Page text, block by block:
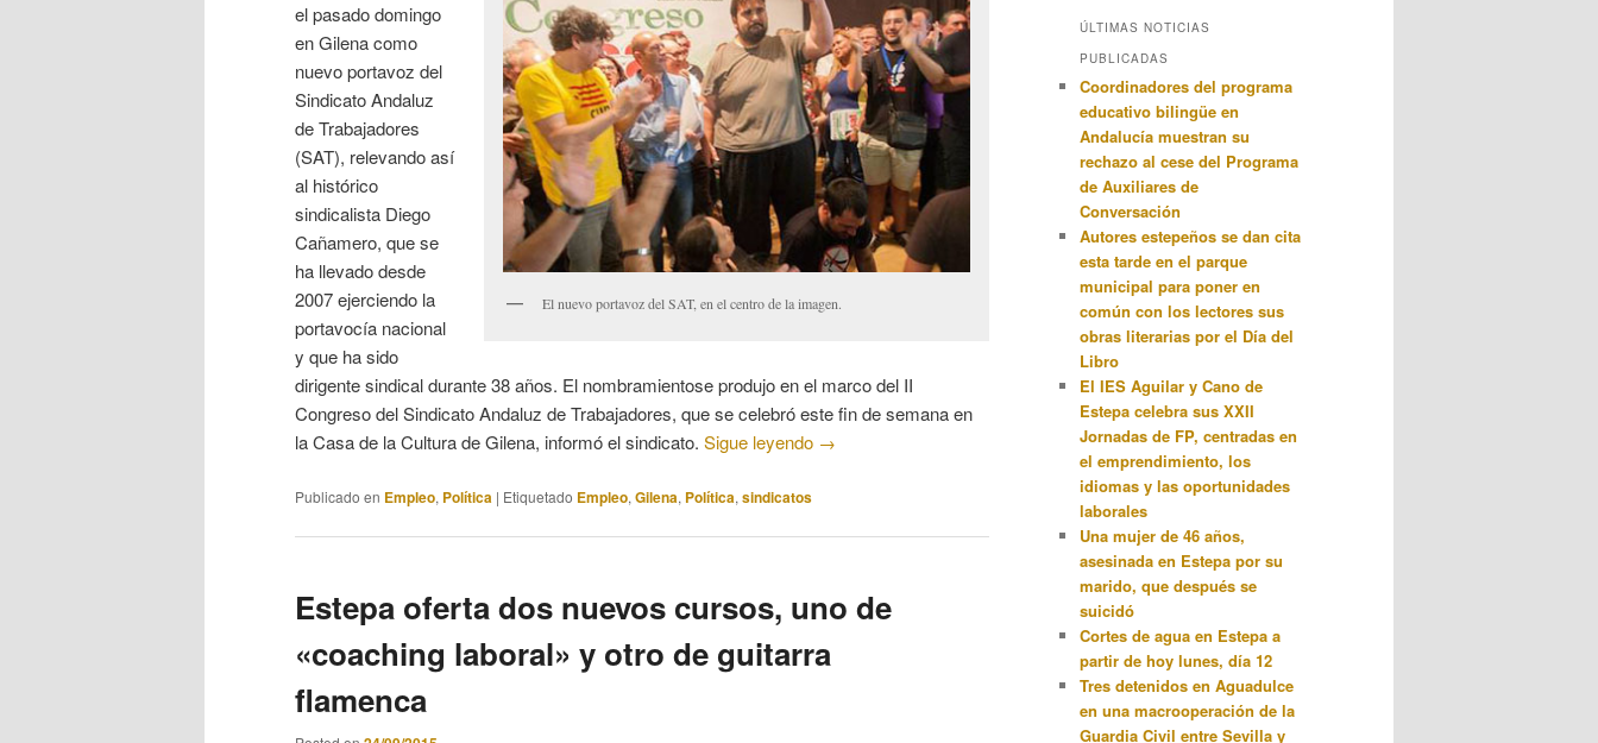
El nuevo portavoz del SAT, en el centro de la imagen.
el pasado domingo
en Gilena como
nuevo portavoz del
Sindicato Andaluz
de Trabajadores
(SAT), relevando así
al histórico
sindicalista Diego
Cañamero, que se
ha llevado desde
2007 ejerciendo la
portavocía nacional
y que ha sido
dirigente sindical durante 38 años. El nombramientose produjo en el marco del II
Congreso del Sindicato Andaluz de Trabajadores, que se celebró este fin de semana en
la Casa de la Cultura de Gilena, informó el sindicato. Sigue leyendo →
Publicado en Empleo, Política | Etiquetado Empleo, Gilena, Política, sindicatos
Estepa oferta dos nuevos cursos, uno de
«coaching laboral» y otro de guitarra
flamenca
ÚLTIMAS NOTICIAS
PUBLICADAS
Coordinadores del programa
educativo bilingüe en
Andalucía muestran su
rechazo al cese del Programa
de Auxiliares de
Conversación
Autores estepeños se dan cita
esta tarde en el parque
municipal para poner en
común con los lectores sus
obras literarias por el Día del
Libro
El IES Aguilar y Cano de
Estepa celebra sus XXII
Jornadas de FP, centradas en
el emprendimiento, los
idiomas y las oportunidades
laborales
Una mujer de 46 años,
asesinada en Estepa por su
marido, que después se
suicidó
Cortes de agua en Estepa a
partir de hoy lunes, día 12
Tres detenidos en Aguadulce
en una macrooperación de la
Guardia Civil entre Sevilla y